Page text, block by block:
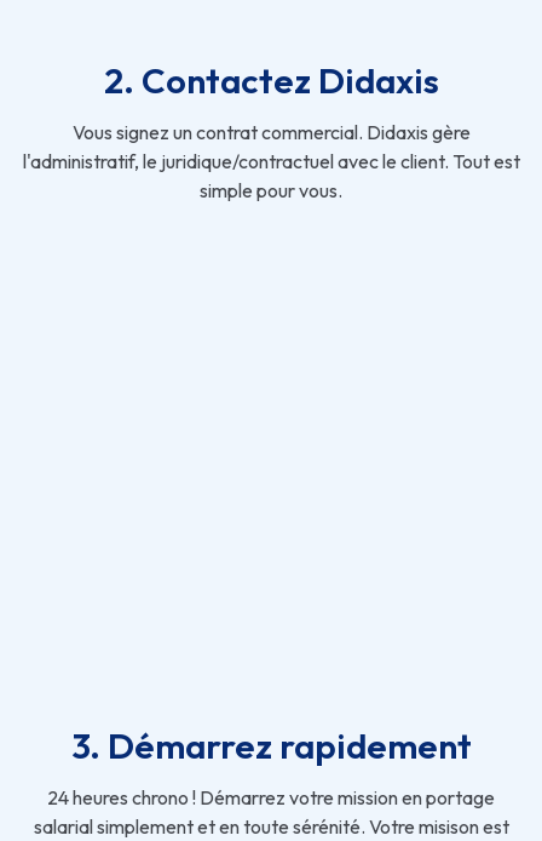
2. Contactez Didaxis
Vous signez un contrat commercial. Didaxis gère
l'administratif, le juridique/contractuel avec le client. Tout est
simple pour vous.
3. Démarrez rapidement
24 heures chrono ! Démarrez votre mission en portage
salarial simplement et en toute sérénité. Votre misison est